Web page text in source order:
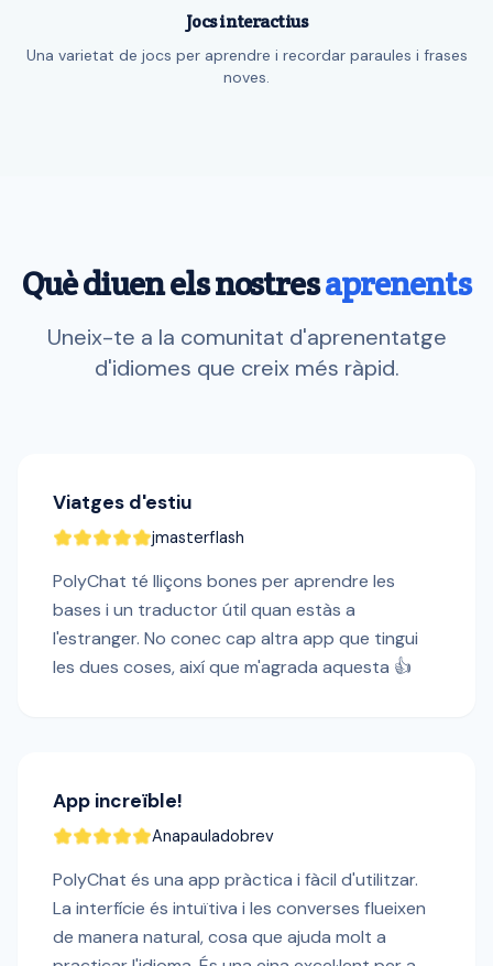
Jocs interactius
Una varietat de jocs per aprendre i recordar paraules i frases
noves.
Què diuen els nostresaprenents
Uneix-te a la comunitat d'aprenentatge
d'idiomes que creix més ràpid.
Viatges d'estiu
jmasterflash
PolyChat té lliçons bones per aprendre les
bases i un traductor útil quan estàs a
l'estranger. No conec cap altra app que tingui
les dues coses, així que m'agrada aquesta 👍
App increïble!
Anapauladobrev
PolyChat és una app pràctica i fàcil d'utilitzar.
La interfície és intuïtiva i les converses flueixen
de manera natural, cosa que ajuda molt a